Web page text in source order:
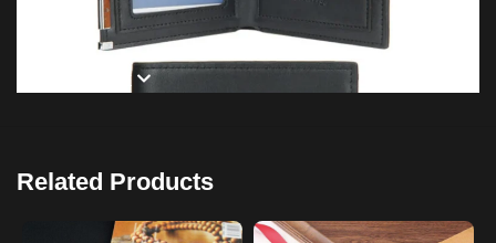
SHOW MORE
Related Products